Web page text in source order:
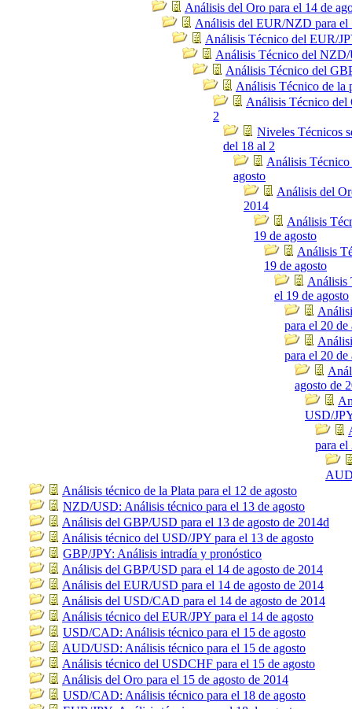
Análisis del Oro para el 14 de
Análisis del EUR/NZD para el
Análisis Técnico del EUR/
Análisis Técnico del NZD/
Análisis Técnico del
Análisis Técnico de la
Análisis Técnico del
2
Niveles Técnicos
del 18 al 2
Análisis
agosto
Análisis del
2014
Análisis
19 de agosto
Análisis
19 de agosto
Análisis
el 19 de agosto
para el 20 de
para el 20 de
agosto de
USD/
para el
Análisis técnico de la Plata para el 12 de agosto
NZD/USD: Análisis técnico para el 13 de agosto
Análisis del GBP/USD para el 13 de agosto de 2014d
Análisis técnico del USD/JPY para el 13 de agosto
GBP/JPY: Análisis intradía y pronóstico
Análisis del GBP/USD para el 14 de agosto de 2014
Análisis del EUR/USD para el 14 de agosto de 2014
Análisis del USD/CAD para el 14 de agosto de 2014
Análisis técnico del EUR/JPY para el 14 de agosto
USD/CAD: Análisis técnico para el 15 de agosto
AUD/USD: Análisis técnico para el 15 de agosto
Análisis técnico del USDCHF para el 15 de agosto
Análisis del Oro para el 15 de agosto de 2014
USD/CAD: Análisis técnico para el 18 de agosto